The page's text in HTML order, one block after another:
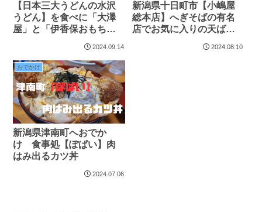
【日本三大うどんの水沢
うどん】を食べに「大澤
屋」と「伊香保おもちゃ
2024.09.14
新潟県十日町市【小嶋屋
総本店】へぎそばの有名
店でお気に入りの天ばら
2024.08.10
おでかけ
新潟県津南町へおでか
け 食事処【ぽぱい】肉
はみ出るカツ丼
2024.07.06